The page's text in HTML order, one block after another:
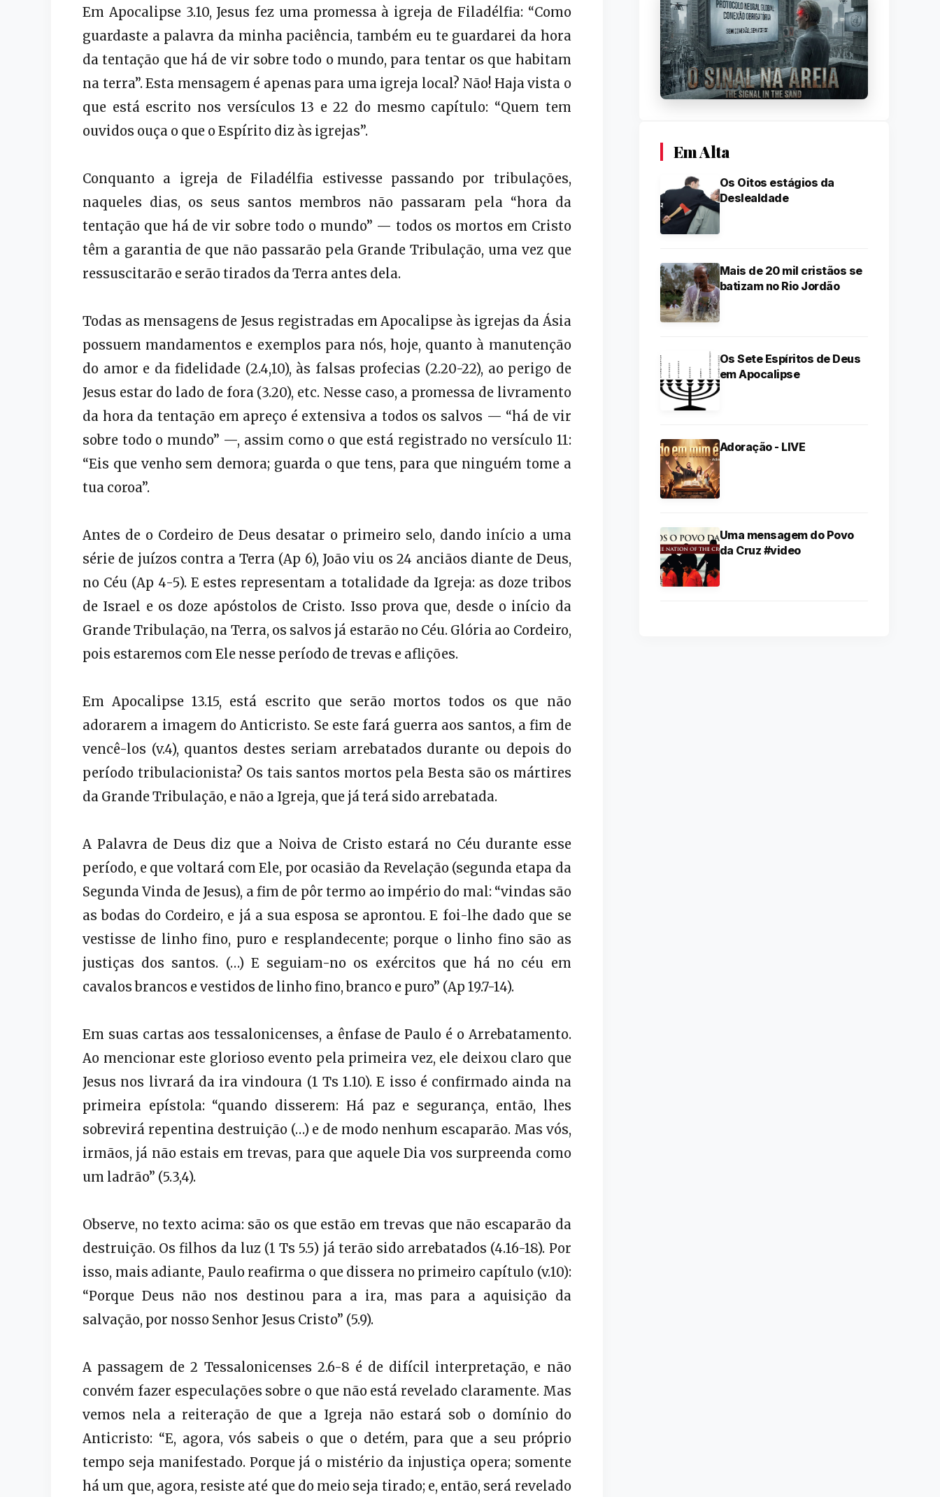
Em Apocalipse 3.10, Jesus fez uma promessa à igreja de Filadélfia: “Como
guardaste a palavra da minha paciência, também eu te guardarei da hora
da tentação que há de vir sobre todo o mundo, para tentar os que habitam
na terra”. Esta mensagem é apenas para uma igreja local? Não! Haja vista o
que está escrito nos versículos 13 e 22 do mesmo capítulo: “Quem tem
ouvidos ouça o que o Espírito diz às igrejas”.
Conquanto a igreja de Filadélfia estivesse passando por tribulações,
naqueles dias, os seus santos membros não passaram pela “hora da
tentação que há de vir sobre todo o mundo” — todos os mortos em Cristo
têm a garantia de que não passarão pela Grande Tribulação, uma vez que
ressuscitarão e serão tirados da Terra antes dela.
Todas as mensagens de Jesus registradas em Apocalipse às igrejas da Ásia
possuem mandamentos e exemplos para nós, hoje, quanto à manutenção
do amor e da fidelidade (2.4,10), às falsas profecias (2.20-22), ao perigo de
Jesus estar do lado de fora (3.20), etc. Nesse caso, a promessa de livramento
da hora da tentação em apreço é extensiva a todos os salvos — “há de vir
sobre todo o mundo” —, assim como o que está registrado no versículo 11:
“Eis que venho sem demora; guarda o que tens, para que ninguém tome a
tua coroa”.
Antes de o Cordeiro de Deus desatar o primeiro selo, dando início a uma
série de juízos contra a Terra (Ap 6), João viu os 24 anciãos diante de Deus,
no Céu (Ap 4-5). E estes representam a totalidade da Igreja: as doze tribos
de Israel e os doze apóstolos de Cristo. Isso prova que, desde o início da
Grande Tribulação, na Terra, os salvos já estarão no Céu. Glória ao Cordeiro,
pois estaremos com Ele nesse período de trevas e aflições.
Em Apocalipse 13.15, está escrito que serão mortos todos os que não
adorarem a imagem do Anticristo. Se este fará guerra aos santos, a fim de
vencê-los (v.4), quantos destes seriam arrebatados durante ou depois do
período tribulacionista? Os tais santos mortos pela Besta são os mártires
da Grande Tribulação, e não a Igreja, que já terá sido arrebatada.
A Palavra de Deus diz que a Noiva de Cristo estará no Céu durante esse
período, e que voltará com Ele, por ocasião da Revelação (segunda etapa da
Segunda Vinda de Jesus), a fim de pôr termo ao império do mal: “vindas são
as bodas do Cordeiro, e já a sua esposa se aprontou. E foi-lhe dado que se
vestisse de linho fino, puro e resplandecente; porque o linho fino são as
justiças dos santos. (…) E seguiam-no os exércitos que há no céu em
cavalos brancos e vestidos de linho fino, branco e puro” (Ap 19.7-14).
Em suas cartas aos tessalonicenses, a ênfase de Paulo é o Arrebatamento.
Ao mencionar este glorioso evento pela primeira vez, ele deixou claro que
Jesus nos livrará da ira vindoura (1 Ts 1.10). E isso é confirmado ainda na
primeira epístola: “quando disserem: Há paz e segurança, então, lhes
sobrevirá repentina destruição (…) e de modo nenhum escaparão. Mas vós,
irmãos, já não estais em trevas, para que aquele Dia vos surpreenda como
um ladrão” (5.3,4).
Observe, no texto acima: são os que estão em trevas que não escaparão da
destruição. Os filhos da luz (1 Ts 5.5) já terão sido arrebatados (4.16-18). Por
isso, mais adiante, Paulo reafirma o que dissera no primeiro capítulo (v.10):
“Porque Deus não nos destinou para a ira, mas para a aquisição da
salvação, por nosso Senhor Jesus Cristo” (5.9).
A passagem de 2 Tessalonicenses 2.6-8 é de difícil interpretação, e não
convém fazer especulações sobre o que não está revelado claramente. Mas
vemos nela a reiteração de que a Igreja não estará sob o domínio do
Anticristo: “E, agora, vós sabeis o que o detém, para que a seu próprio
tempo seja manifestado. Porque já o mistério da injustiça opera; somente
há um que, agora, resiste até que do meio seja tirado; e, então, será revelado
Em Alta
Os Oitos estágios da
Deslealdade
Mais de 20 mil cristãos se
batizam no Rio Jordão
Os Sete Espíritos de Deus
em Apocalipse
Adoração - LIVE
Uma mensagem do Povo
da Cruz #video